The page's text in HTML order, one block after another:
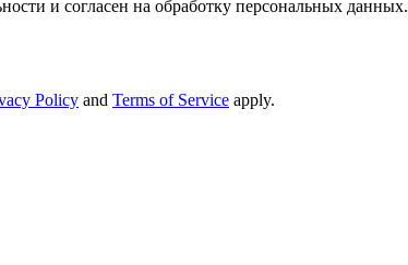
и согласен на обработку персональных данных.
Policy and Terms of Service apply.